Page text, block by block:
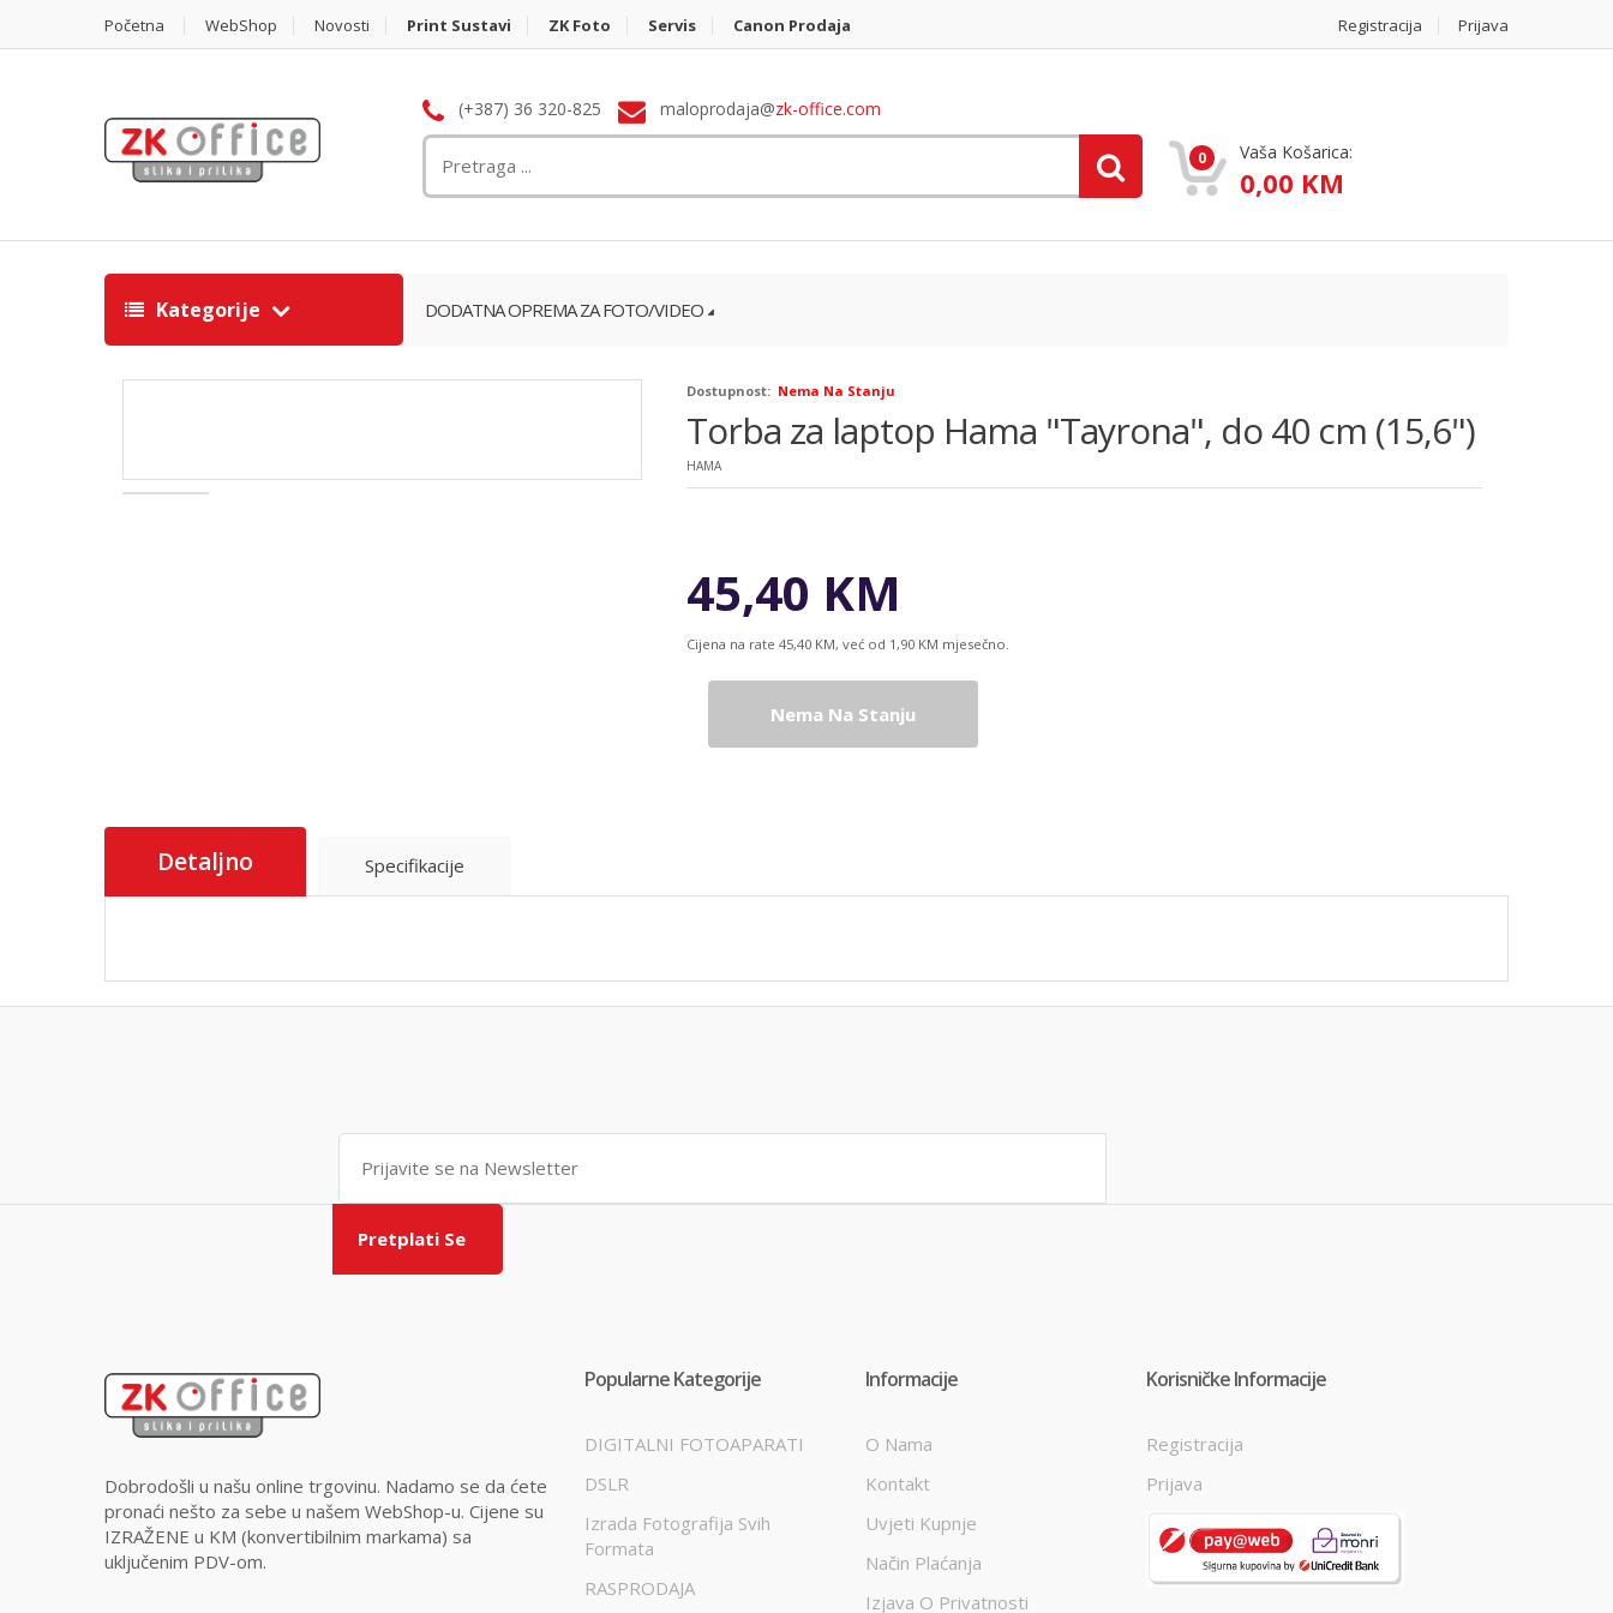
Početna WebShop Novosti Print Sustavi ZK Foto Servis Canon Prodaja Registracija Prijava
(+387) 36 320-825 maloprodaja@zk-office.com
0 Vaša Košarica:
0,00 KM
Kategorije DODATNA OPREMA ZA FOTO/VIDEO
Dostupnost: Nema Na Stanju
Torba za laptop Hama "Tayrona", do 40 cm (15,6")
HAMA
45,40 KM
Cijena na rate 45,40 KM, već od 1,90 KM mjesečno.
Nema Na Stanju
Detaljno Specifikacije
Pretplati Se
Dobrodošli u našu online trgovinu. Nadamo se da ćete
pronaći nešto za sebe u našem WebShop-u. Cijene su
IZRAŽENE u KM (konvertibilnim markama) sa
uključenim PDV-om.
Popularne Kategorije
DIGITALNI FOTOAPARATI
DSLR
Izrada Fotografija Svih
Formata
RASPRODAJA
Informacije
O Nama
Kontakt
Uvjeti Kupnje
Način Plaćanja
Izjava O Privatnosti
Korisničke Informacije
Registracija
Prijava